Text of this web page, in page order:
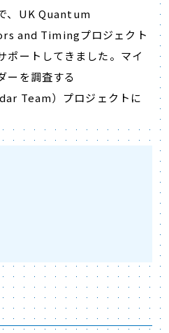
、UK Quantum
and Timingプロジェクト
ポートしてきました。マイ
ーを調査する
Team）プロジェクトに